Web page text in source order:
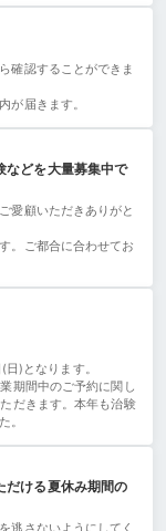
確認することができま
が届きます。
などを大量募集中で
愛顧いただきありがと
。ご都合に合わせてお
)となります。
期間中のご予約に関し
だきます。本年も治験
。
だける夏休み期間の